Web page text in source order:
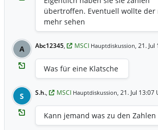
übertroffen. Eventuell wollte der
mehr sehen
A Abc12345, MSCI Hauptdiskussion, 21. Jul
Was für eine Klatsche
S S.h., MSCI Hauptdiskussion, 21. Jul 13:07
Kann jemand was zu den Zahlen